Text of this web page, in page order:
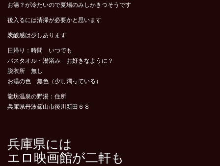
お湯？が冷たいので夏場のみしかきつそうです
後入るには清掃が必要かと思います
炭酸感は少しあります
日帰り：時間 いつでも
バスタオル・湯浴み お好きなように？
脱衣所 無し
お湯の色 無色（少し濁っている）
龍坊温泉の野湯：住所
兵庫県丹波篠山市後川新田６８
兵庫県には
エロ映画館が二軒も